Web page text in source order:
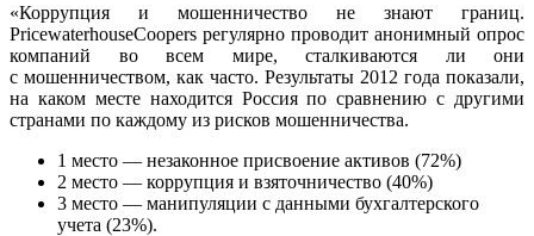
«Коррупция и мошенничество не знают границ.
PricewaterhouseCoopers регулярно проводит анонимный опрос
компаний во всем мире, сталкиваются ли они
с мошенничеством, как часто. Результаты 2012 года показали,
на каком месте находится Россия по сравнению с другими
странами по каждому из рисков мошенничества.
1 место — незаконное присвоение активов (72%)
2 место — коррупция и взяточничество (40%)
3 место — манипуляции с данными бухгалтерского
учета (23%).